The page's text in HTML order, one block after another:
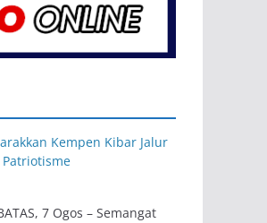
Kempen Kibar Jalur
Patriotisme
7 Ogos – Semangat
terus disemarakkan
Majlis Kerja Tertinggi[...]
Exco Negeri Sembilan